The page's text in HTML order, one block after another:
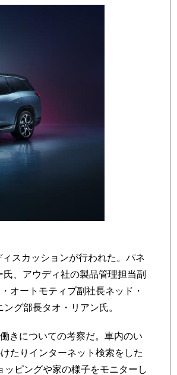
スカッションが行われた。パネ
、アウディ社の製品管理担当副
オートモティブ副社長ネッド・
グ部長タオ・リアン氏。
きについての考察だ。車内のい
たりインターネット検索をした
ピングや家の様子をモニターし